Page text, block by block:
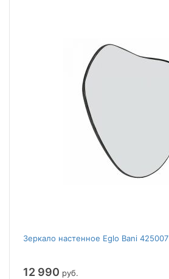
Зеркало настенное Eglo Bani 425007
12 990 руб.